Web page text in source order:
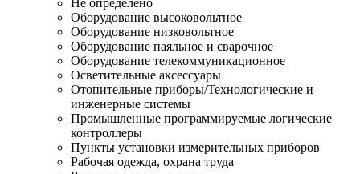
Оборудование высоковольтное
Оборудование низковольтное
Оборудование паяльное и сварочное
Оборудование телекоммуникационное
Осветительные аксессуары
Отопительные приборы/Технологические и
инженерные системы
Промышленные программируемые логические
контроллеры
Пункты установки измерительных приборов
Рабочая одежда, охрана труда